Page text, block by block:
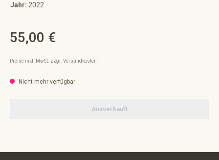
Jahr: 2022
Regulärer Preis:
55,00 €
Preise inkl. MwSt. zzgl. Versandkosten
Nicht mehr verfügbar
Ausverkauft